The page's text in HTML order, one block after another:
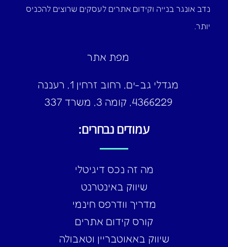
עמודים נבחרים:
מה זה נכס דיגיטלי
שיווק באינטרנט
מדריך וודרפס חינמי
קורס קידום אתרים
שיווק באאוטבריין וטאבולה
נדב אונגר בנייה וקידום אתרים לעסקים שרוצים להכניס
יותר.
מפת אתר
מגדלי גב-ים, רחוב זרחין 1, רעננה
4366229, קומה 3, משרד 337